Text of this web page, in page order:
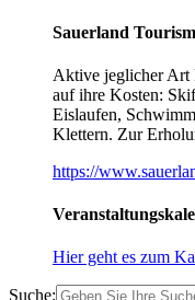
Sauerland
Aktive jeglicher Art
auf ihre Kosten:
Eislaufen,
Klettern. Zur
https://
Hier geht es zum
Suche: